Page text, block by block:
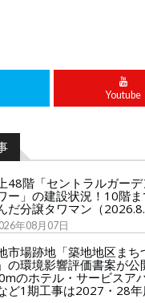
Youtube
48階「セントラルガー
ー」の建設状況！10階
だ分譲タワマン（
年08月07日
市場跡地「築地地区まち
の環境影響評価書案が公
のホテル・サービスア
ど1期工事は2027・28